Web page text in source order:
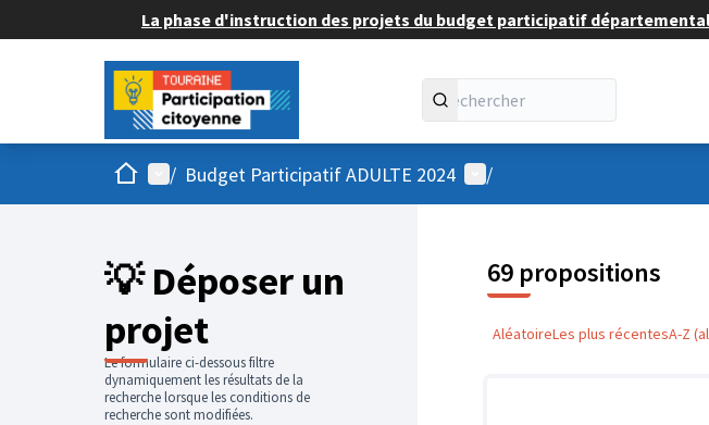
La phase d'instruction des projets du budget participatif départemental
AccueilMenu principal
/ Budget Participatif ADULTE 2024 Menu utilisateur
/
💡 Déposer un
projet
Le formulaire ci-dessous filtre
dynamiquement les résultats de la
recherche lorsque les conditions de
recherche sont modifiées.
69 propositions
AléatoireLes plus récentesA-Z